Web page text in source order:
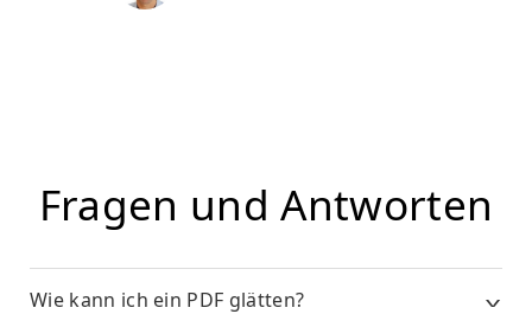
Fragen und Antworten
Wie kann ich ein PDF glätten?